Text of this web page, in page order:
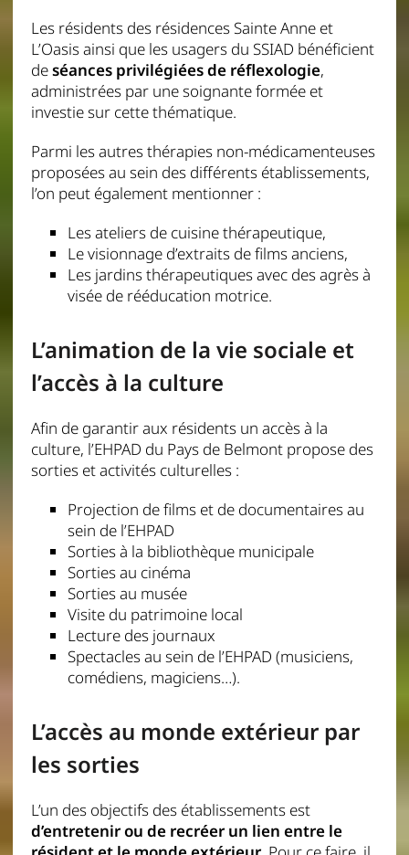
Les résidents des résidences Sainte Anne et
L’Oasis ainsi que les usagers du SSIAD bénéficient
deséances privilégiées de réflexologie,
administrées par une soignante formée et
investie sur cette thématique.
Parmi les autres thérapies non-médicamenteuses
proposées au sein des différents établissements,
l’on peut également mentionner :
Les ateliers de cuisine thérapeutique,
Le visionnage d’extraits de films anciens,
Les jardins thérapeutiques avec des agrès à
visée de rééducation motrice.
L’animation de la vie sociale et
l’accès à la culture
Afin de garantir aux résidents un accès à la
culture, l’EHPAD du Pays de Belmont propose des
sorties et activités culturelles :
Projection de films et de documentaires au
sein de l’EHPAD
Sorties à la bibliothèque municipale
Sorties au cinéma
Sorties au musée
Visite du patrimoine local
Lecture des journaux
Spectacles au sein de l’EHPAD (musiciens,
comédiens, magiciens…).
L’accès au monde extérieur par
les sorties
L’un des objectifs des établissements est
d’entretenir ou de recréer un lien entre le